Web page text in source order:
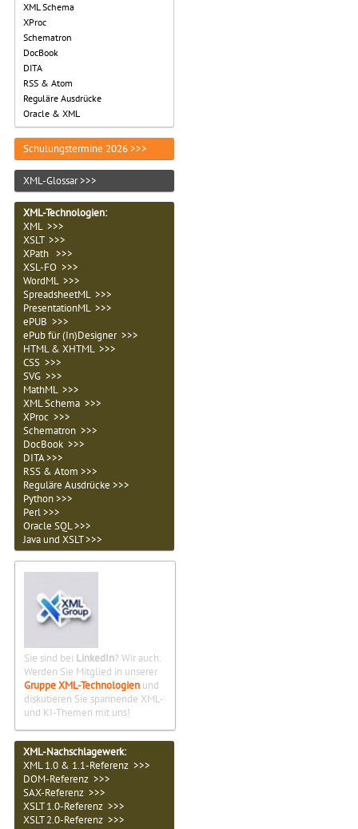
XML Schema
XProc
Schematron
DocBook
DITA
RSS & Atom
Reguläre Ausdrücke
Oracle & XML
Schulungstermine 2026 >>>
XML-Glossar >>>
XML-Technologien:
XML >>>
XSLT >>>
XPath >>>
XSL-FO >>>
WordML >>>
SpreadsheetML >>>
PresentationML >>>
ePUB >>>
ePub für (In)Designer >>>
HTML & XHTML >>>
CSS >>>
SVG >>>
MathML >>>
XML Schema >>>
XProc >>>
Schematron >>>
DocBook >>>
DITA >>>
RSS & Atom >>>
Reguläre Ausdrücke >>>
Python >>>
Perl >>>
Oracle SQL >>>
Java und XSLT >>>
Sie sind bei LinkedIn? Wir auch.
Werden Sie Mitglied in unserer
Gruppe XML-Technologien und
diskutieren Sie spannende XML-
und KI-Themen mit uns!
XML-Nachschlagewerk:
XML 1.0 & 1.1-Referenz >>>
DOM-Referenz >>>
SAX-Referenz >>>
XSLT 1.0-Referenz >>>
XSLT 2.0-Referenz >>>